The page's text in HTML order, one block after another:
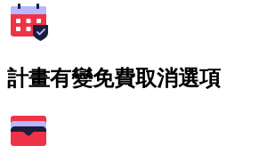
計畫有變免費取消選項